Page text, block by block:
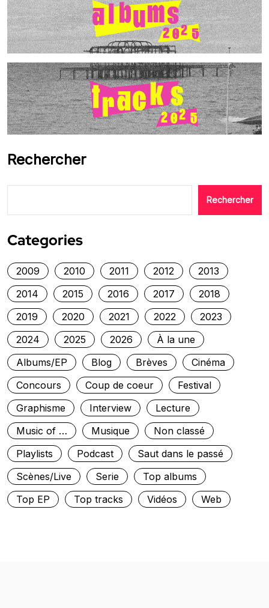
Rechercher
Rechercher
Categories
2009 2010 2011 2012
2013
2014
2015 2016 2017
2018
2019
2020 2021 2022
2023
2024
2025 2026
À la une
Albums/EP
Blog Brèves
Cinéma
Concours
Coup de coeur
Festival
Graphisme
Interview
Lecture
Music of …
Musique
Non classé
Playlists
Podcast
Saut dans le passé
Scènes/Live
Serie
Top albums
Top EP
Top tracks Vidéos Web